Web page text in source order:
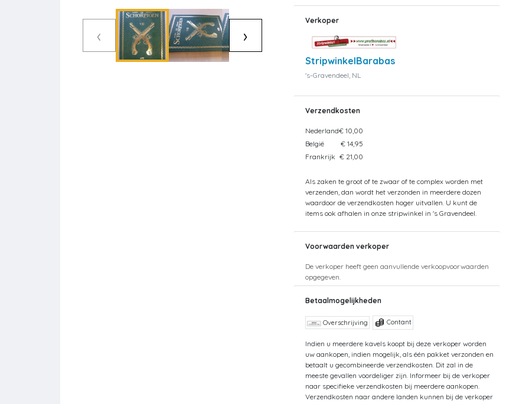
‹ ›
Verkoper
StripwinkelBarabas
's-Gravendeel, NL
Verzendkosten
Nederland€ 10,00
België
€ 14,95
Frankrijk € 21,00
Als zaken te groot of te zwaar of te complex worden met
verzenden, dan wordt het verzonden in meerdere dozen
waardoor de verzendkosten hoger uitvallen. U kunt de
items ook afhalen in onze stripwinkel in 's Gravendeel.
Voorwaarden verkoper
De verkoper heeft geen aanvullende verkoopvoorwaarden
opgegeven.
Betaalmogelijkheden
Overschrijving Contant
Indien u meerdere kavels koopt bij deze verkoper worden
uw aankopen, indien mogelijk, als één pakket verzonden en
betaalt u gecombineerde verzendkosten. Dit zal in de
meeste gevallen voordeliger zijn. Informeer bij de verkoper
naar specifieke verzendkosten bij meerdere aankopen.
Verzendkosten naar andere landen kunnen bij de verkoper